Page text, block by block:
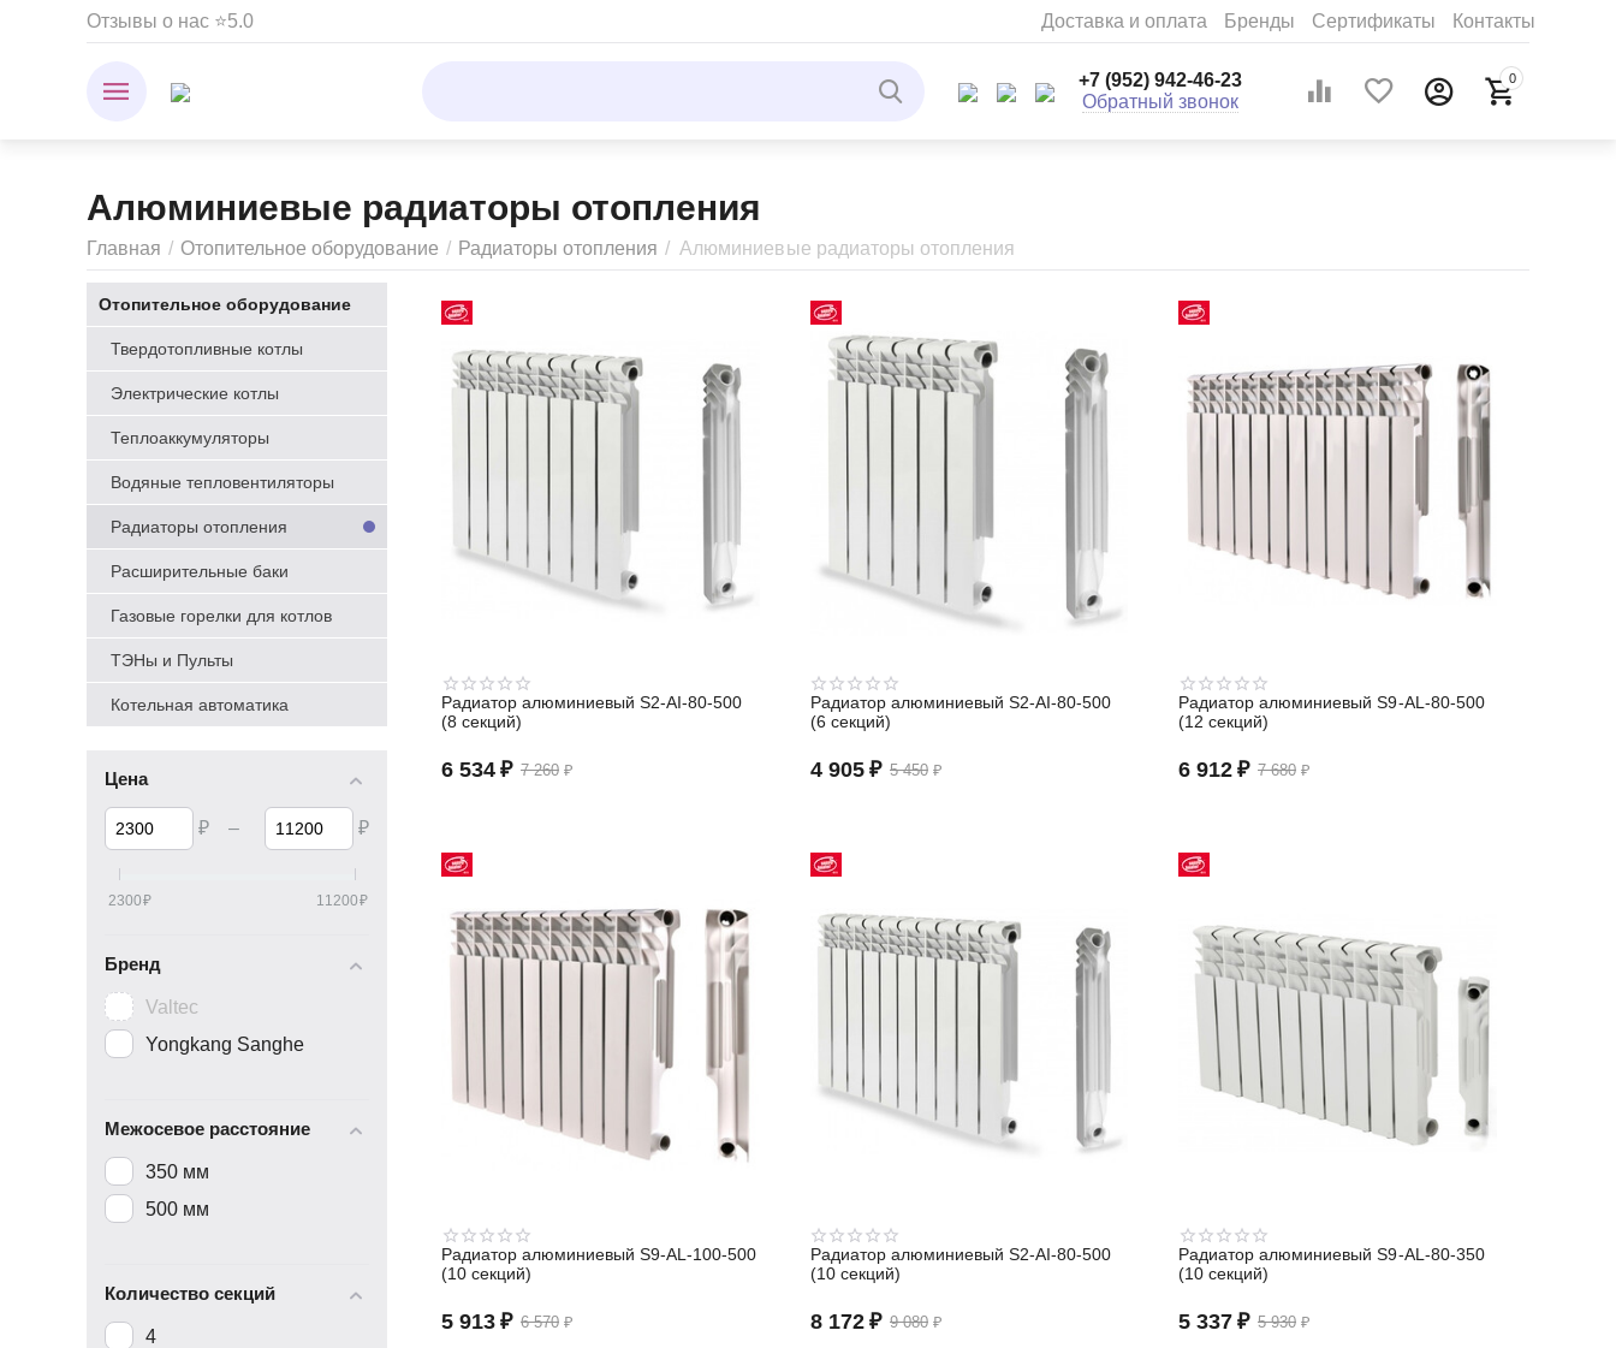
Отзывы о нас ⭐5.0 Доставка и оплата Бренды Сертификаты Контакты
+7 (952) 942-46-23
Обратный звонок
0
Алюминиевые радиаторы отопления
Главная / Отопительное оборудование / Радиаторы отопления / Алюминиевые радиаторы отопления
Радиатор алюминиевый S2-АI-80-500
(8 секций)
7 260 ₽
6 534 ₽
Радиатор алюминиевый S2-АI-80-500
(6 секций)
5 450 ₽
4 905 ₽
Радиатор алюминиевый S9-АL-80-500
(12 секций)
7 680 ₽
6 912 ₽
Радиатор алюминиевый S9-АL-100-500
(10 секций)
6 570 ₽
5 913 ₽
Радиатор алюминиевый S2-АI-80-500
(10 секций)
9 080 ₽
8 172 ₽
Радиатор алюминиевый S9-АL-80-350
(10 секций)
5 930 ₽
5 337 ₽
Отопительное оборудование
Твердотопливные котлы
Электрические котлы
Теплоаккумуляторы
Водяные тепловентиляторы
Радиаторы отопления
Расширительные баки
Газовые горелки для котлов
ТЭНы и Пульты
Котельная автоматика
Цена
₽ – ₽
2300₽ 11200₽
Бренд
Valtec
Yongkang Sanghe
Межосевое расстояние
350 мм
500 мм
Количество секций
4